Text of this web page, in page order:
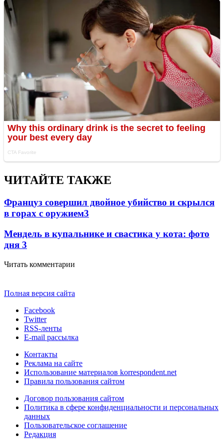
ЧИТАЙТЕ ТАКЖЕ
Француз совершил двойное убийство и скрылся
в горах с оружием3
Мендель в купальнике и свастика у кота: фото
дня 3
Читать комментарии
Полная версия сайта
Facebook
Twitter
RSS-ленты
E-mail рассылка
Контакты
Реклама на сайте
Использование материалов korrespondent.net
Правила пользования сайтом
Договор пользования сайтом
Политика в сфере конфиденциальности и персональных
данных
Пользовательское соглашение
Редакция